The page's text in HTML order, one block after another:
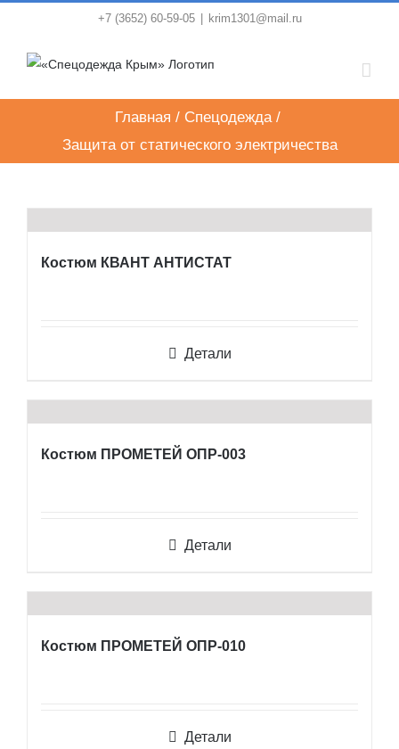
content
+7 (3652) 60-59-05 krim1301@mail.ru
Главная / Спецодежда /
Защита от статического электричества
Костюм КВАНТ АНТИСТАТ
Детали
Костюм ПРОМЕТЕЙ ОПР-003
Детали
Костюм ПРОМЕТЕЙ ОПР-010
Детали